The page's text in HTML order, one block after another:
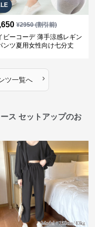
¥2950(割引前)
ビーコーデ 薄手涼感レギン
ンツ夏用女性向け七分丈
ツ一覧へ ›
ス セットアップのお